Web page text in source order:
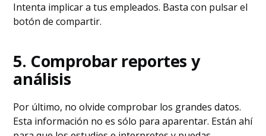
Intenta implicar a tus empleados. Basta con pulsar el
botón de compartir.
5. Comprobar reportes y
análisis
Por último, no olvide comprobar los grandes datos.
Esta información no es sólo para aparentar. Están ahí